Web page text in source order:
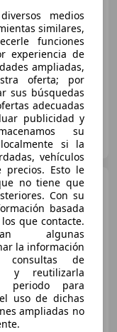
250 kW (340 CV)
Cayenne E-Hybrid
medios
similares,
funciones
experiencia de
ampliadas,
oferta; por
sus búsquedas
adecuadas
publicidad y
su
si la
vehículos
precios. Esto le
no tiene que
Con su
basada
que contacte.
algunas
la información
consultas de
y reutilizarla
periodo para
uso de dichas
ampliadas no